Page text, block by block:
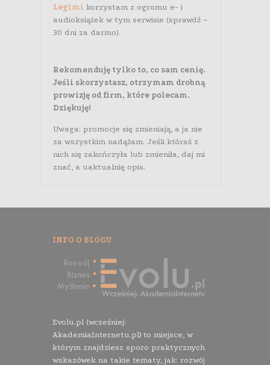
Legimi korzystam z ogromu e- i
audioksiążek w tym serwisie (sprawdź –
30 dni za darmo).
Rekomenduję tylko to, co sam cenię.
Jeśli skorzystasz, otrzymam drobną
prowizję od firm, które polecam.
Dziękuję!
Uwaga: promocje się zmieniają, a ja nie
za wszystkim nadążam. Jeśli któraś z
nich się zakończyła lub zmieniła, daj mi
znać, a uaktualnię opis.
INFO O BLOGU
Evolu.pl (wcześniej:
AkademiaInternetu.pl) to miejsce, w
którym znajdziesz sporo praktycznych
wskazówek na takie tematy, jak: rozwój